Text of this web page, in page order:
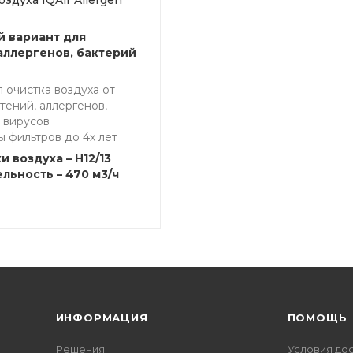
вариант для
бактерий
очистка воздуха от
аллергенов,
фильтров до 4х лет
воздуха – H12/13
– 470 м3/ч
ИНФОРМАЦИЯ
Решения
ПОМОЩЬ
Условия